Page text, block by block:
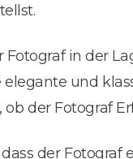
in der
und
der Fotograf
der Fotograf